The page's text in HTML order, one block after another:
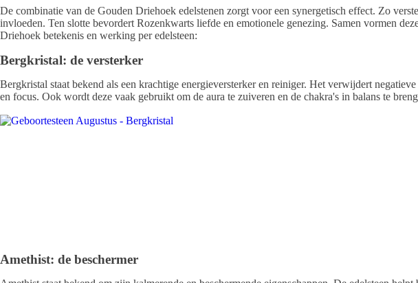
De combinatie van de Gouden Driehoek edelstenen zorgt voor een synergetisch effect. Zo
invloeden. Ten slotte bevordert Rozenkwarts liefde en emotionele genezing. Samen vormen
Driehoek betekenis en werking per edelsteen:
Bergkristal: de versterker
Bergkristal staat bekend als een krachtige energieversterker en reiniger. Het verwijdert
en focus. Ook wordt deze vaak gebruikt om de aura te zuiveren en de chakra's in balans te
Amethist: de beschermer